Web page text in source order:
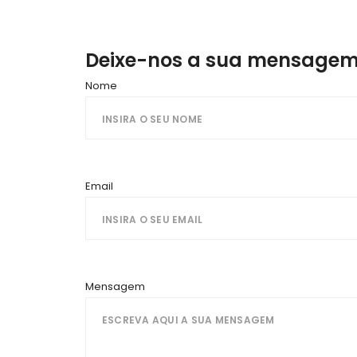
Deixe-nos a sua
Nome
Email
Mensagem